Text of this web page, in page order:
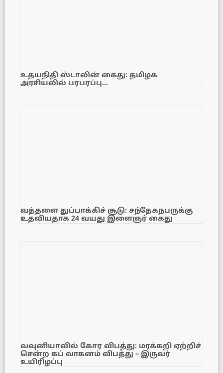
உதயநிதி ஸ்டாலின் கைது: தமிழக
அரசியலில் பரபரப்பு…
வத்தளை துப்பாக்கிச் சூடு: சந்தேகநபருக்கு
உதவியதாக 24 வயது இளைஞர் கைது
வவுனியாவில் கோர விபத்து: மரக்கறி ஏற்றிச்
சென்ற கப் வாகனம் விபத்து – இருவர்
உயிரிழப்பு